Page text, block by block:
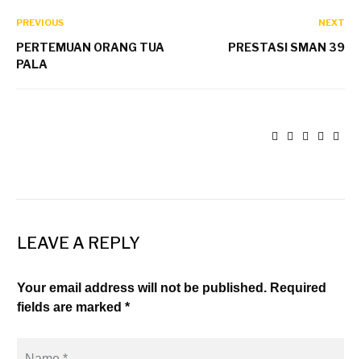
PREVIOUS
PERTEMUAN ORANG TUA
PALA
NEXT
PRESTASI SMAN 39
LEAVE A REPLY
Your email address will not be published. Required
fields are marked *